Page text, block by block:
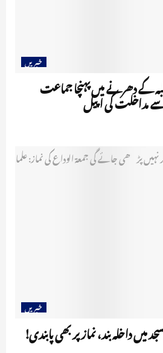
خبریں
کے دھرنے میں پہنچا جماعت
سے مداخلت کی اپیل
خبریں